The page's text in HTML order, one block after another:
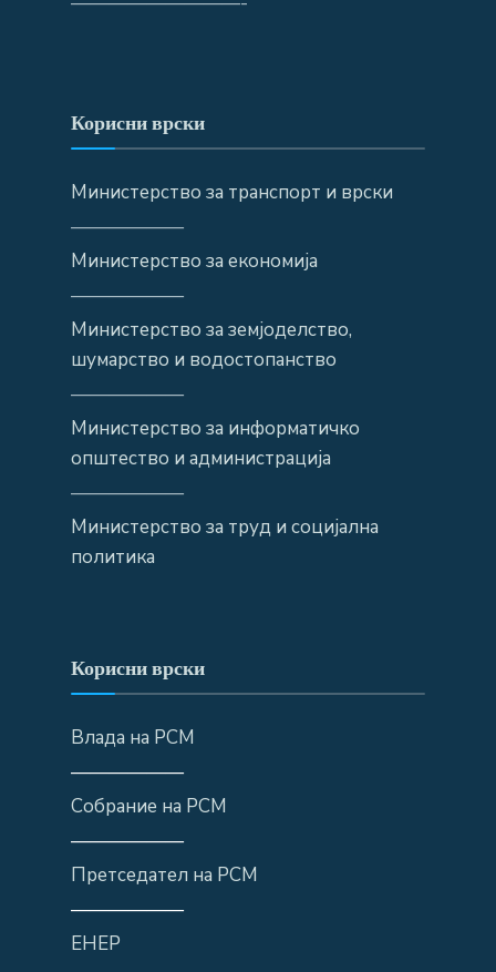
Корисни врски
Министерство за транспорт и врски
——————
Министерство за економија
——————
Министерство за земјоделство,
шумарство и водостопанство
——————
Министерство за информатичко
општество и администрација
——————
Министерство за труд и социјална
политика
Корисни врски
Влада на РСМ
——————
Собрание на РСМ
——————
Претседател на РСМ
——————
ЕНЕР